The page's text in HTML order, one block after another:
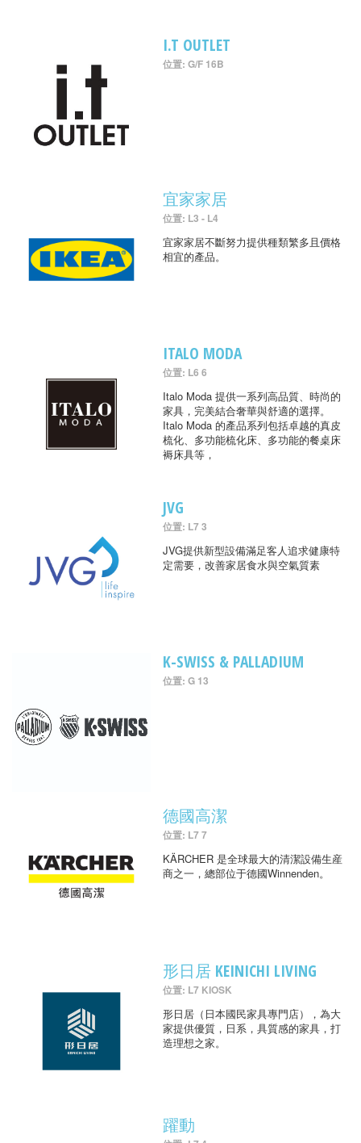
I.T OUTLET
位置: G/F 16B
宜家家居
位置: L3 - L4
宜家家居不斷努力提供種類繁多且價格
相宜的產品。
ITALO MODA
位置: L6 6
Italo Moda 提供一系列高品質、時尚的
家具，完美結合奢華與舒適的選擇。
Italo Moda 的產品系列包括卓越的真皮
梳化、多功能梳化床、多功能的餐桌床
褥床具等，
JVG
位置: L7 3
JVG提供新型設備滿足客人追求健康特
定需要，改善家居食水與空氣質素
K-SWISS & PALLADIUM
位置: G 13
德國高潔
位置: L7 7
KÄRCHER 是全球最大的清潔設備生産
商之一，總部位于德國Winnenden。
形日居 KEINICHI LIVING
位置: L7 KIOSK
形日居（日本國民家具專門店），為大
家提供優質，日系，具質感的家具，打
造理想之家。
躍動